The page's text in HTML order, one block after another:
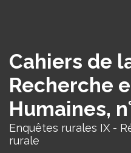
Cahiers de
Recherche
Humaines,
Enquêtes rurales IX -
rurale